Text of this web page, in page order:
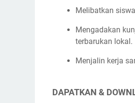
Melibatkan
Mengadakan
terbarukan lokal.
Menjalin kerja
DAPATKAN &